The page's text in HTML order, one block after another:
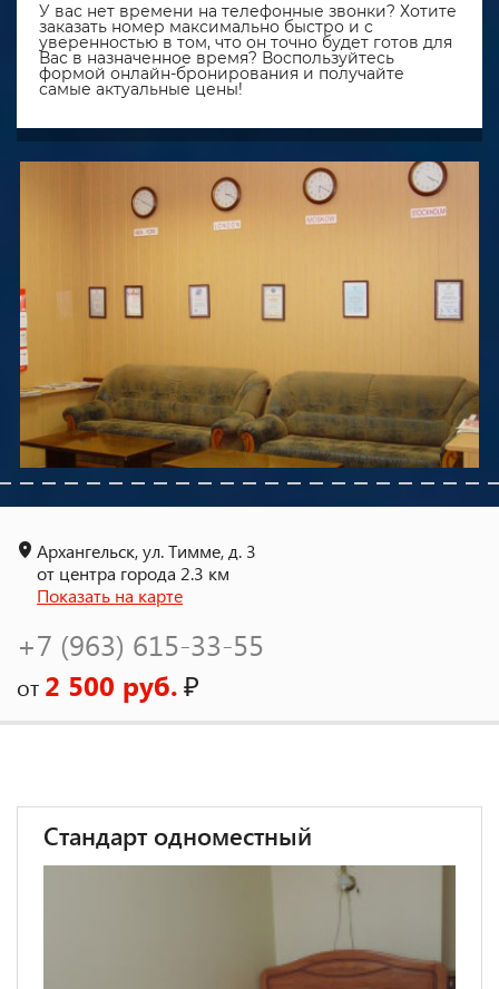
У вас нет времени на телефонные звонки? Хотите
заказать номер максимально быстро и с
уверенностью в том, что он точно будет готов для
Вас в назначенное время? Воспользуйтесь
формой онлайн-бронирования и получайте
самые актуальные цены!
Архангельск, ул. Тимме, д. 3
от центра города 2.3 км
Показать на карте
+7 (963) 615-33-55
от 2 500 руб.₽
Стандарт одноместный